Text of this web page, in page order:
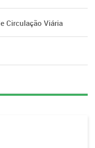
Circulação Viária